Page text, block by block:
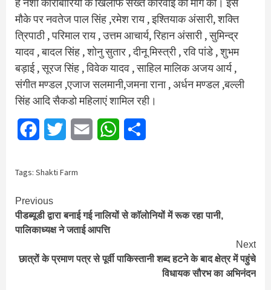
मौके पर नवतेज पाल सिंह ,रमेश राय , इश्तियाक अंसारी, शक्ति
त्रिपाठी , परिमाल राय , उत्तम आचार्य, रिहान अंसारी , सुमिन्द्र
यादव , बादल सिंह , शोनु सुतार , दीनू मिस्त्री , रवि पांडे , शुभम
बड़ाई , सूरज सिंह , विवेक यादव , साहिल मालिक अजय आर्य ,
संगीत मण्डल ,एजाज सलमानी,जमना राना , अर्धन मण्डल ,बल्ली
सिंह आदि सैकडो महिलाएं शामिल रही।
FacebookTwitter Email WhatsApp
Tags: Shakti Farm
Continue
Reading
Previous
पीडब्यूडी द्वारा बनाई गई नालियों से काॅलाेनियों में रूक रहा पानी,
पालिकाध्यक्ष ने जताई आपत्ति
Next
छात्रों के प्रमाण पत्र से पूर्वी पाकिस्तानी शब्द हटने के बाद क्षेत्र में पहुंचे
विधायक सौरभ का अभिनंदन